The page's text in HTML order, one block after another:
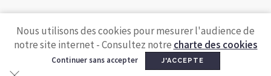
Nous utilisons des cookies pour mesurer l'audience de
notre site internet - Consultez notre charte des cookies
Continuer sans accepter J'ACCEPTE